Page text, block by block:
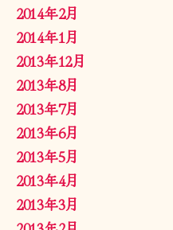
2014年2月
2014年1月
2013年12月
2013年8月
2013年7月
2013年6月
2013年5月
2013年4月
2013年3月